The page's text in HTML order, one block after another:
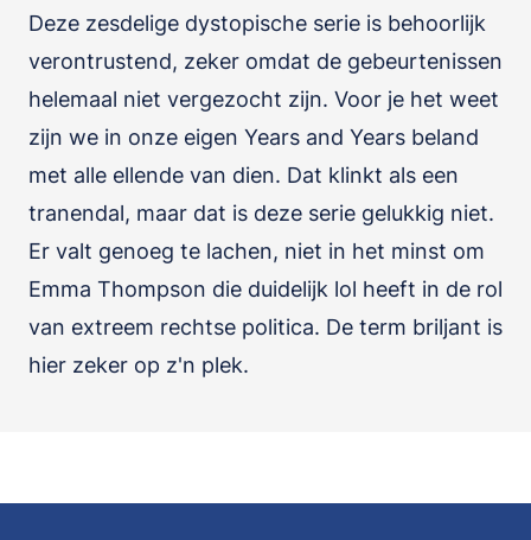
Deze zesdelige dystopische serie is behoorlijk
verontrustend, zeker omdat de gebeurtenissen
helemaal niet vergezocht zijn. Voor je het weet
zijn we in onze eigen Years and Years beland
met alle ellende van dien. Dat klinkt als een
tranendal, maar dat is deze serie gelukkig niet.
Er valt genoeg te lachen, niet in het minst om
Emma Thompson die duidelijk lol heeft in de rol
van extreem rechtse politica. De term briljant is
hier zeker op z'n plek.